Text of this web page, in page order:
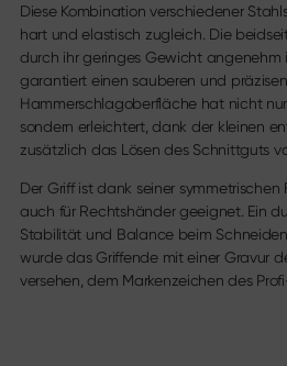
Diese Kombination verschiedener
hart und elastisch zugleich. Die
durch ihr geringes Gewicht
garantiert einen sauberen und
Hammerschlagoberfläche hat nicht
sondern erleichtert, dank der kleinen
zusätzlich das Lösen des Schnittguts
Der Griff ist dank seiner symmetrischen
auch für Rechtshänder geeignet. Ein
Stabilität und Balance beim
wurde das Griffende mit einer Gravur
versehen, dem Markenzeichen des